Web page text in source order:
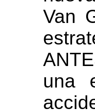
Van
una